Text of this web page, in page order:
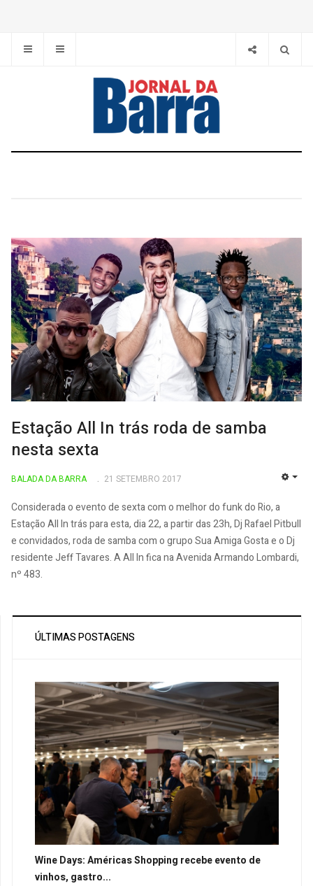
Estação All In trás roda de samba
nesta sexta
BALADA DA BARRA 21 SETEMBRO 2017
Considerada o evento de sexta com o melhor do funk do Rio, a
Estação All In trás para esta, dia 22, a partir das 23h, Dj Rafael Pitbull
e convidados, roda de samba com o grupo Sua Amiga Gosta e o Dj
residente Jeff Tavares. A All In fica na Avenida Armando Lombardi,
nº 483.
ÚLTIMAS POSTAGENS
Wine Days: Américas Shopping recebe evento de
vinhos, gastro...